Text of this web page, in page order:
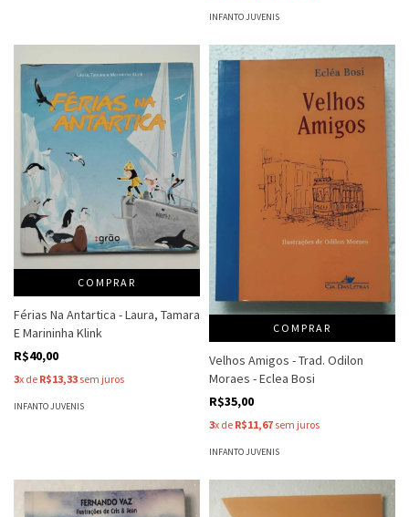
INFANTO JUVENIS
COMPRAR
Férias Na Antartica - Laura, Tamara
E Marininha Klink
R$40,00
3x de R$13,33 sem juros
INFANTO JUVENIS
COMPRAR
Velhos Amigos - Trad. Odilon
Moraes - Eclea Bosi
R$35,00
3x de R$11,67 sem juros
INFANTO JUVENIS